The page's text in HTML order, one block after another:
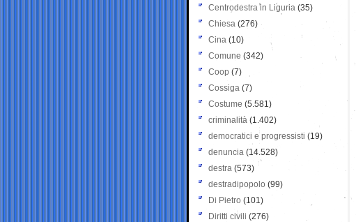
Centrodestra in Liguria (35)
Chiesa (276)
Cina (10)
Comune (342)
Coop (7)
Cossiga (7)
Costume (5.581)
criminalità (1.402)
democratici e progressisti (19)
denuncia (14.528)
destra (573)
destradipopolo (99)
Di Pietro (101)
Diritti civili (276)